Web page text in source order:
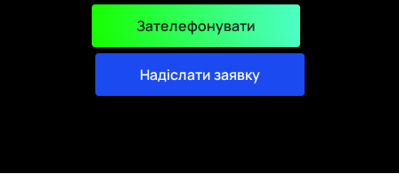
Зателефонувати
Надіслати заявку